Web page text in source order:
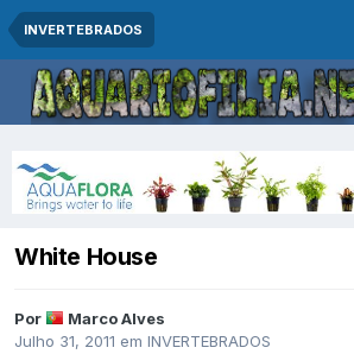
INVERTEBRADOS
White House
Por
Marco Alves
Julho 31, 2011 em INVERTEBRADOS